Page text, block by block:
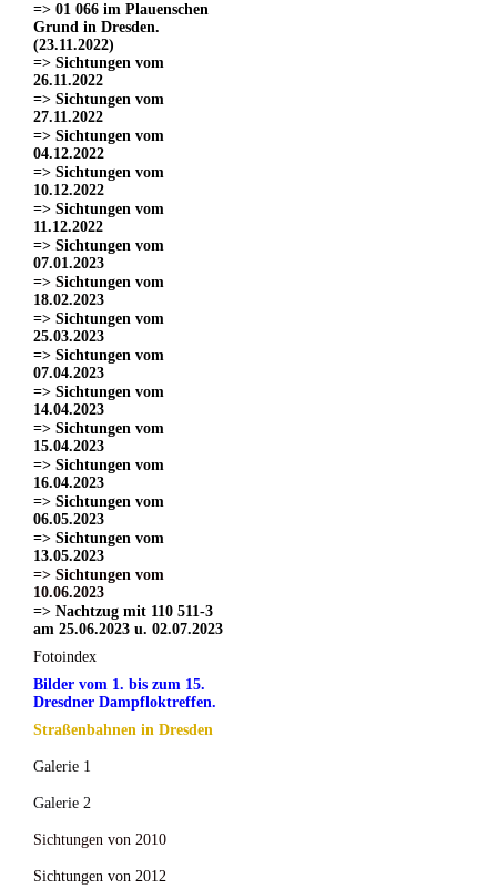
=> 01 066 im Plauenschen
Grund in Dresden.
(23.11.2022)
=> Sichtungen vom
26.11.2022
=> Sichtungen vom
27.11.2022
=> Sichtungen vom
04.12.2022
=> Sichtungen vom
10.12.2022
=> Sichtungen vom
11.12.2022
=> Sichtungen vom
07.01.2023
=> Sichtungen vom
18.02.2023
=> Sichtungen vom
25.03.2023
=> Sichtungen vom
07.04.2023
=> Sichtungen vom
14.04.2023
=> Sichtungen vom
15.04.2023
=> Sichtungen vom
16.04.2023
=> Sichtungen vom
06.05.2023
=> Sichtungen vom
13.05.2023
=> Sichtungen vom
10.06.2023
=> Nachtzug mit 110 511-3
am 25.06.2023 u. 02.07.2023
Fotoindex
Bilder vom 1. bis zum 15.
Dresdner Dampfloktreffen.
Straßenbahnen in Dresden
Galerie 1
Galerie 2
Sichtungen von 2010
Sichtungen von 2012